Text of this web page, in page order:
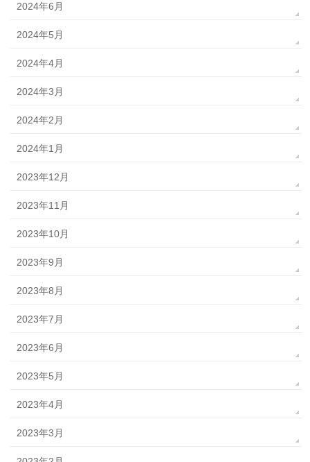
2024年6月
2024年5月
2024年4月
2024年3月
2024年2月
2024年1月
2023年12月
2023年11月
2023年10月
2023年9月
2023年8月
2023年7月
2023年6月
2023年5月
2023年4月
2023年3月